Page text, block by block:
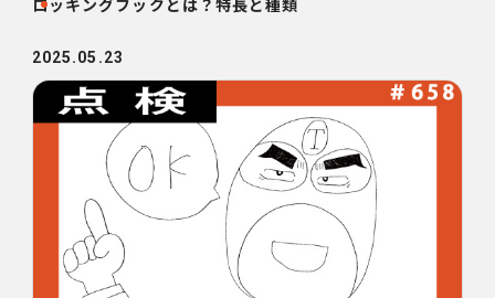
ロッキングフックとは？特長と種類
2025.05.23